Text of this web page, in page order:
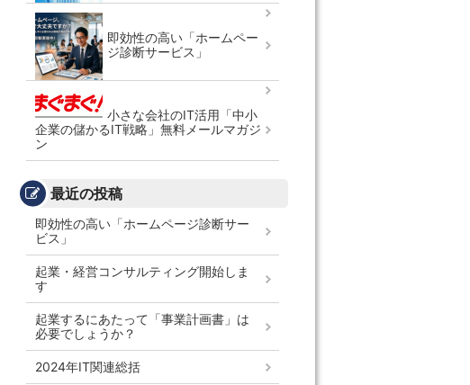
即効性の高い「ホームペー
ジ診断サービス」
小さな会社のIT活用「中小
企業の儲かるIT戦略」無料メールマガジ
ン
最近の投稿
即効性の高い「ホームページ診断サー
ビス」
起業・経営コンサルティング開始しま
す
起業するにあたって「事業計画書」は
必要でしょうか？
2024年IT関連総括